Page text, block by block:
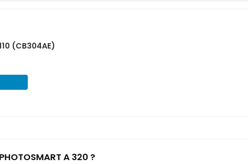
(CB304AE)
A 320 ?